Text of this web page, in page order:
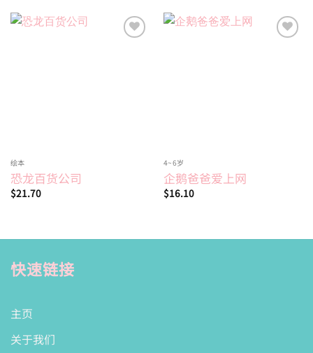
绘本
恐龙百货公司
$21.70
4~6岁
企鹅爸爸爱上网
$16.10
快速链接
主页
关于我们